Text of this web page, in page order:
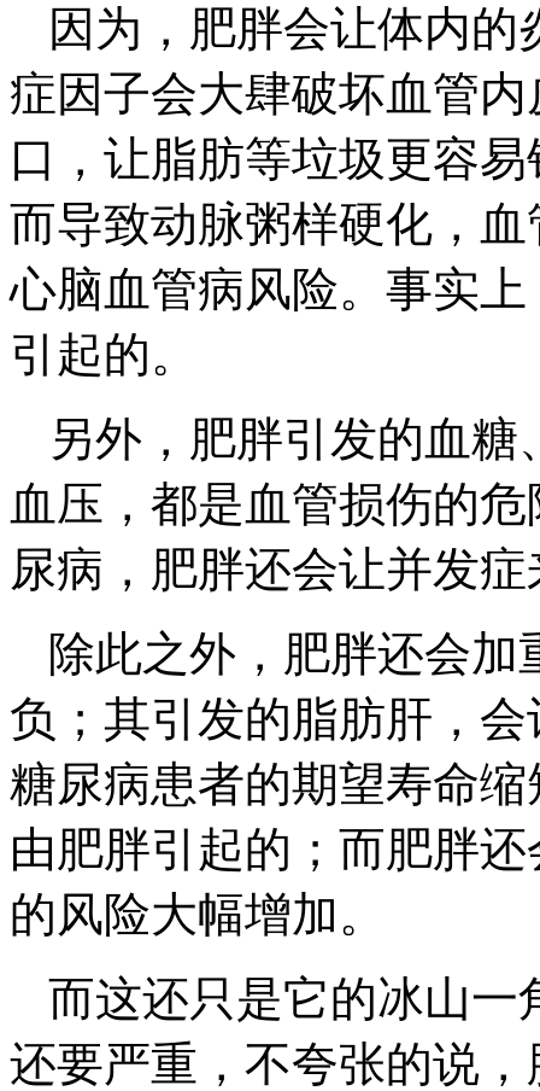
因为，肥胖会让体内
症因子会大肆破坏血管
口，让脂肪等垃圾更容
而导致动脉粥样硬化，
心脑血管病风险。事实
引起的。
另外，肥胖引发的血
血压，都是血管损伤的
尿病，肥胖还会让并发
除此之外，肥胖还会
负；其引发的脂肪肝，
糖尿病患者的期望寿命
由肥胖引起的；而肥胖
的风险大幅增加。
而这还只是它的冰山一
还要严重，不夸张的说